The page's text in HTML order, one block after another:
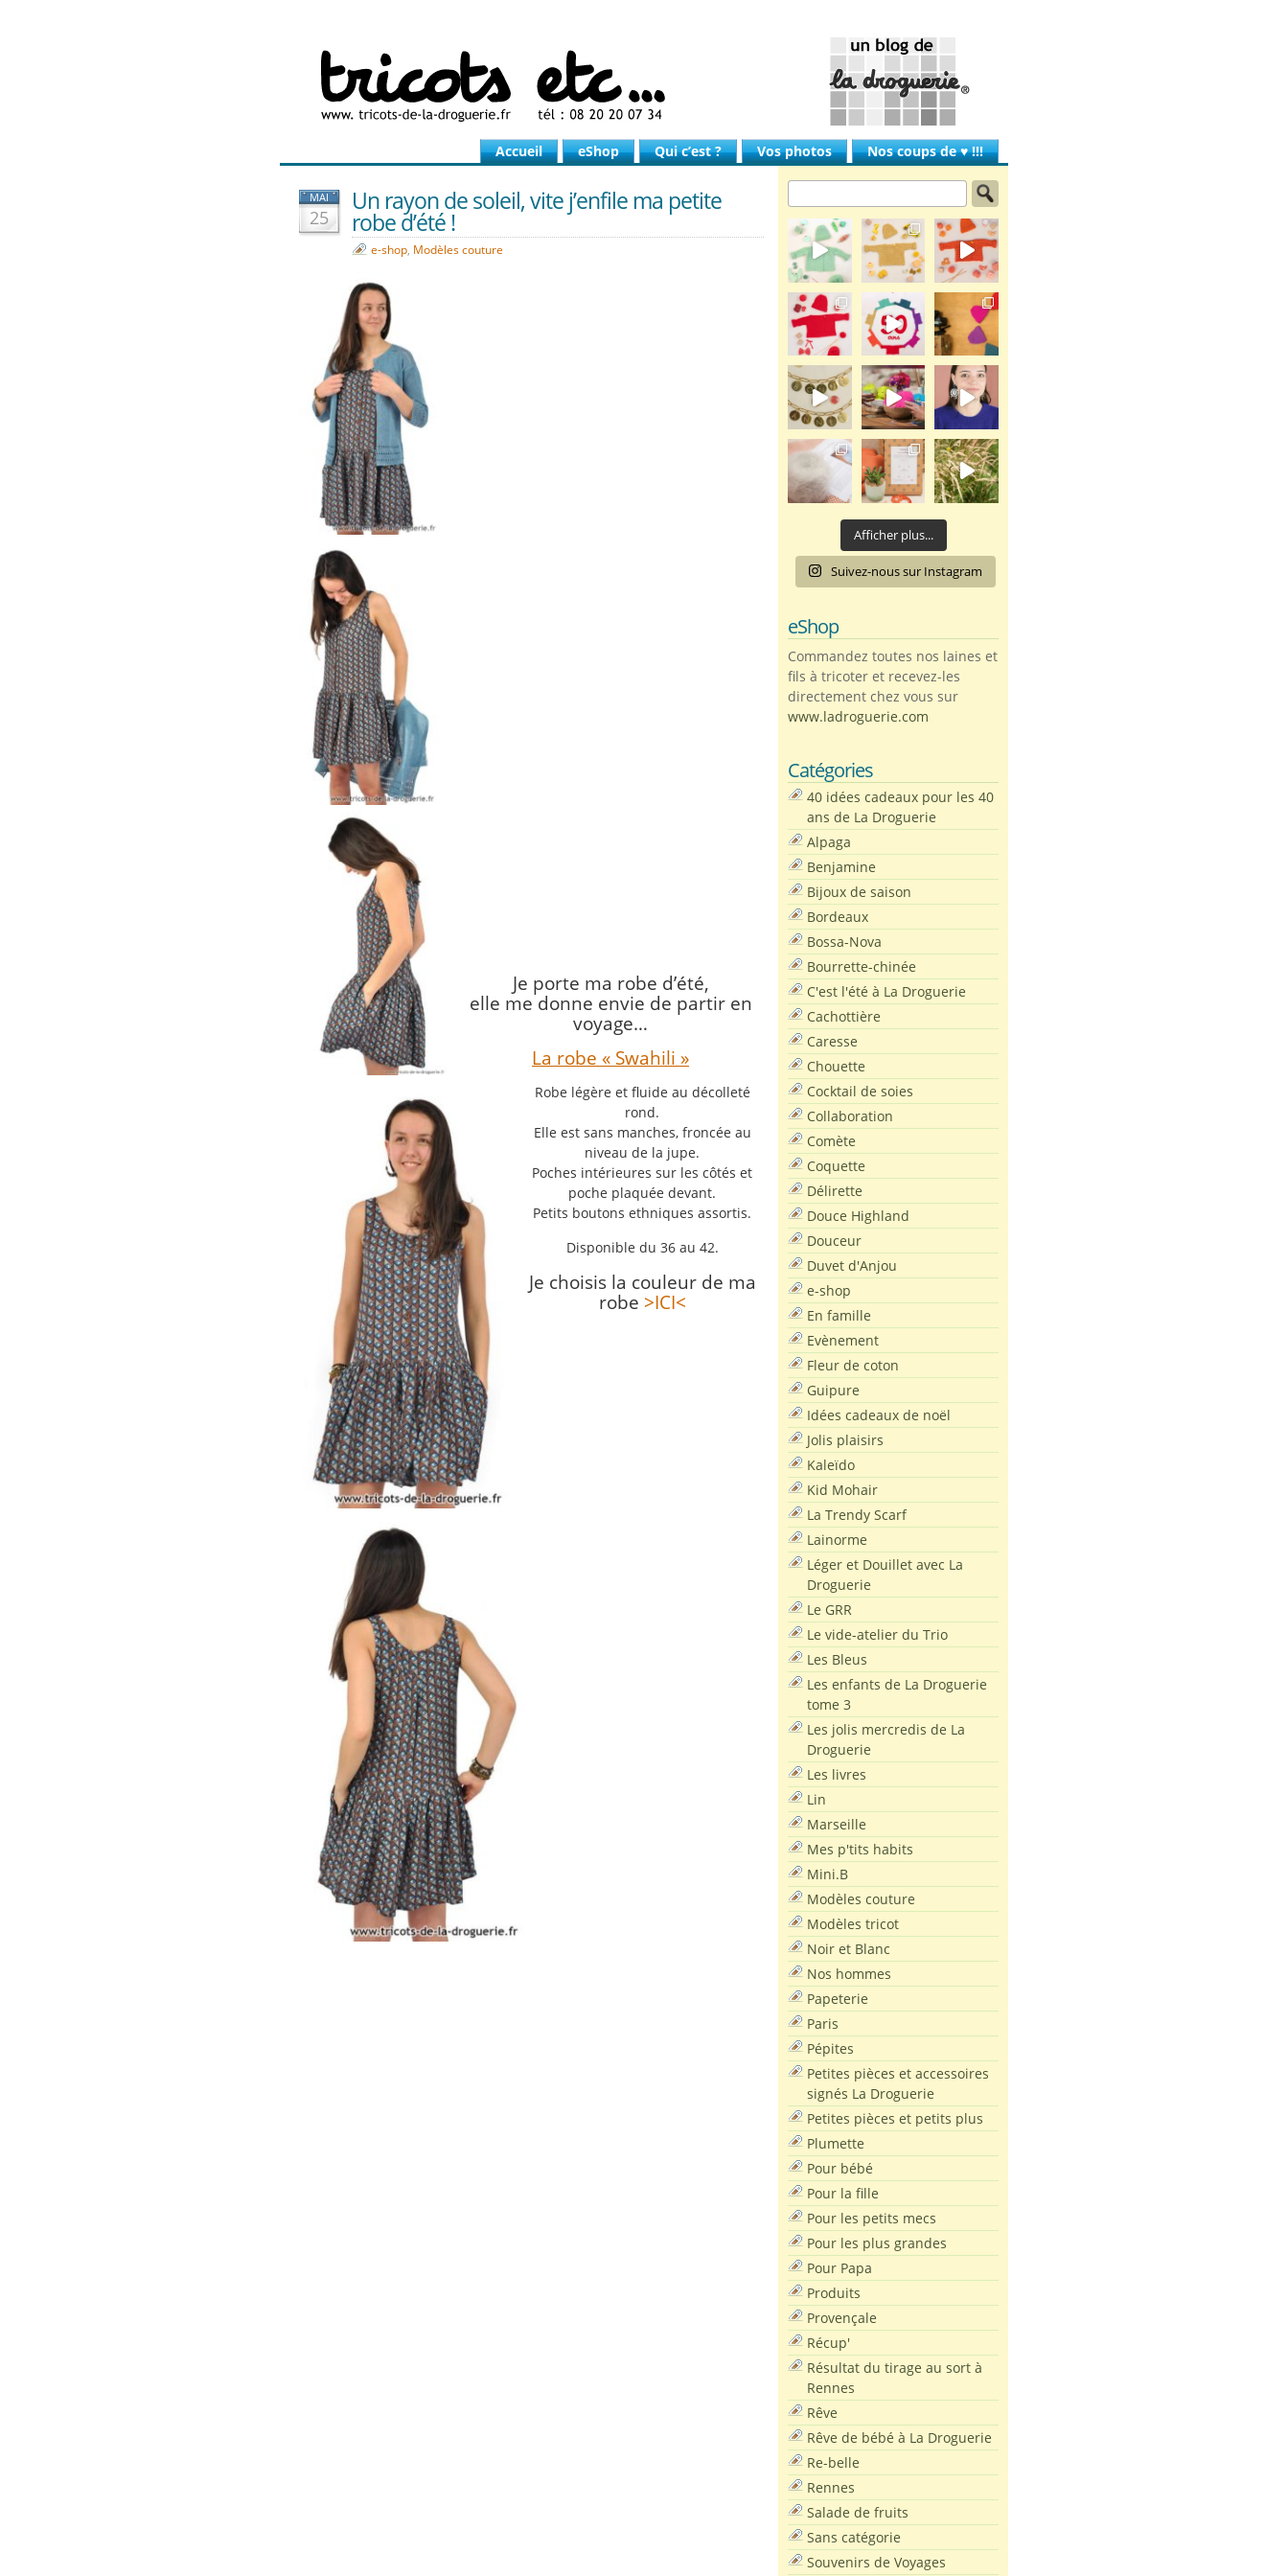
Accueil eShop Qui c’est ? Vos photos Nos coups de ♥ !!!
MAI
25
Un rayon de soleil, vite j’enfile ma petite
robe d’été !
e-shop, Modèles couture
Je porte ma robe d’été,
elle me donne envie de partir en
voyage…
La robe « Swahili »
Robe légère et fluide au décolleté
rond.
Elle est sans manches, froncée au
niveau de la jupe.
Poches intérieures sur les côtés et
poche plaquée devant.
Petits boutons ethniques assortis.
Disponible du 36 au 42.
Je choisis la couleur de ma
robe >ICI<
Afficher plus...
Suivez-nous sur Instagram
eShop
Commandez toutes nos laines et
fils à tricoter et recevez-les
directement chez vous sur
www.ladroguerie.com
Catégories
40 idées cadeaux pour les 40
ans de La Droguerie
Alpaga
Benjamine
Bijoux de saison
Bordeaux
Bossa-Nova
Bourrette-chinée
C'est l'été à La Droguerie
Cachottière
Caresse
Chouette
Cocktail de soies
Collaboration
Comète
Coquette
Délirette
Douce Highland
Douceur
Duvet d'Anjou
e-shop
En famille
Evènement
Fleur de coton
Guipure
Idées cadeaux de noël
Jolis plaisirs
Kaleïdo
Kid Mohair
La Trendy Scarf
Lainorme
Léger et Douillet avec La
Droguerie
Le GRR
Le vide-atelier du Trio
Les Bleus
Les enfants de La Droguerie
tome 3
Les jolis mercredis de La
Droguerie
Les livres
Lin
Marseille
Mes p'tits habits
Mini.B
Modèles couture
Modèles tricot
Noir et Blanc
Nos hommes
Papeterie
Paris
Pépites
Petites pièces et accessoires
signés La Droguerie
Petites pièces et petits plus
Plumette
Pour bébé
Pour la fille
Pour les petits mecs
Pour les plus grandes
Pour Papa
Produits
Provençale
Récup'
Résultat du tirage au sort à
Rennes
Rêve
Rêve de bébé à La Droguerie
Re-belle
Rennes
Salade de fruits
Sans catégorie
Souvenirs de Voyages